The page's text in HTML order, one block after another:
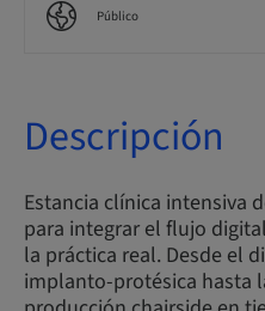
Público
Descripción
Estancia clínica intensiva
para integrar el flujo
la práctica real. Desde el
implanto-protésica hasta